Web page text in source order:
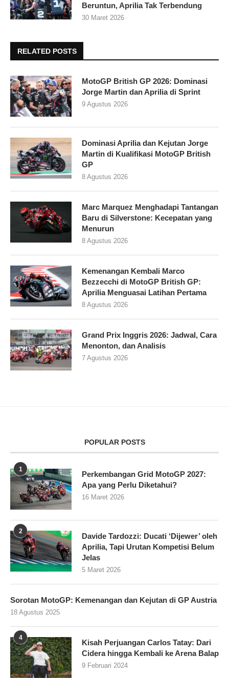
Beruntun, Aprilia Tak Terbendung
30 Maret 2026
RELATED POSTS
MotoGP British GP 2026: Dominasi
Jorge Martin dan Aprilia di Sprint
9 Agustus 2026
Dominasi Aprilia dan Kejutan Jorge
Martin di Kualifikasi MotoGP British
GP
8 Agustus 2026
Marc Marquez Menghadapi Tantangan
Baru di Silverstone: Kecepatan yang
Menurun
8 Agustus 2026
Kemenangan Kembali Marco
Bezzecchi di MotoGP British GP:
Aprilia Menguasai Latihan Pertama
8 Agustus 2026
Grand Prix Inggris 2026: Jadwal, Cara
Menonton, dan Analisis
7 Agustus 2026
POPULAR POSTS
1
Perkembangan Grid MotoGP 2027:
Apa yang Perlu Diketahui?
16 Maret 2026
2
Davide Tardozzi: Ducati ‘Dijewer’ oleh
Aprilia, Tapi Urutan Kompetisi Belum
Jelas
5 Maret 2026
Sorotan MotoGP: Kemenangan dan Kejutan di GP Austria
18 Agustus 2025
4
Kisah Perjuangan Carlos Tatay: Dari
Cidera hingga Kembali ke Arena Balap
9 Februari 2024